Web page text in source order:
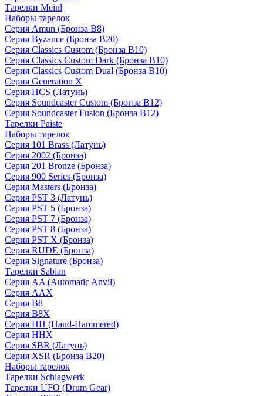
Тарелки Meinl
Наборы тарелок
Серия Amun (Бронза B8)
Серия Byzance (Бронза B20)
Серия Classics Custom (Бронза B10)
Серия Classics Custom Dark (Бронза B10)
Серия Classics Custom Dual (Бронза B10)
Серия Generation X
Серия HCS (Латунь)
Серия Soundcaster Custom (Бронза B12)
Серия Soundcaster Fusion (Бронза B12)
Тарелки Paiste
Наборы тарелок
Серия 101 Brass (Латунь)
Серия 2002 (Бронза)
Серия 201 Bronze (Бронза)
Серия 900 Series (Бронза)
Серия Masters (Бронза)
Серия PST 3 (Латунь)
Серия PST 5 (Бронза)
Серия PST 7 (Бронза)
Серия PST 8 (Бронза)
Серия PST X (Бронза)
Серия RUDE (Бронза)
Серия Signature (Бронза)
Тарелки Sabian
Серия AA (Automatic Anvil)
Серия AAX
Серия B8
Серия B8X
Серия HH (Hand-Hammered)
Серия HHX
Серия SBR (Латунь)
Серия XSR (Бронза B20)
Наборы тарелок
Тарелки Schlagwerk
Тарелки UFO (Drum Gear)